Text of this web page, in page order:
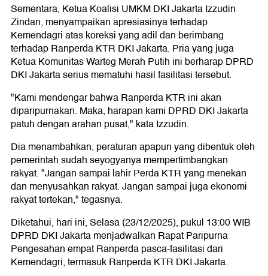
Sementara, Ketua Koalisi UMKM DKI Jakarta Izzudin
Zindan, menyampaikan apresiasinya terhadap
Kemendagri atas koreksi yang adil dan berimbang
terhadap Ranperda KTR DKI Jakarta. Pria yang juga
Ketua Komunitas Warteg Merah Putih ini berharap DPRD
DKI Jakarta serius mematuhi hasil fasilitasi tersebut.
"Kami mendengar bahwa Ranperda KTR ini akan
diparipurnakan. Maka, harapan kami DPRD DKI Jakarta
patuh dengan arahan pusat," kata Izzudin.
Dia menambahkan, peraturan apapun yang dibentuk oleh
pemerintah sudah seyogyanya mempertimbangkan
rakyat. "Jangan sampai lahir Perda KTR yang menekan
dan menyusahkan rakyat. Jangan sampai juga ekonomi
rakyat tertekan," tegasnya.
Diketahui, hari ini, Selasa (23/12/2025), pukul 13:00 WIB
DPRD DKI Jakarta menjadwalkan Rapat Paripurna
Pengesahan empat Ranperda pasca-fasilitasi dari
Kemendagri, termasuk Ranperda KTR DKI Jakarta.